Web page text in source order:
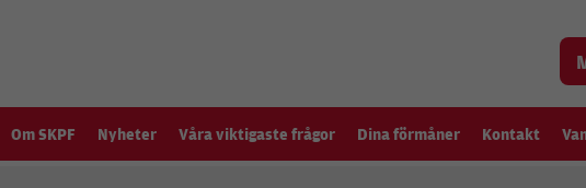
Om SKPF Nyheter Våra viktigaste frågor Dina förmåner Kontakt